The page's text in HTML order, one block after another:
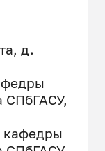
д.
СПбГАСУ,
кафедры